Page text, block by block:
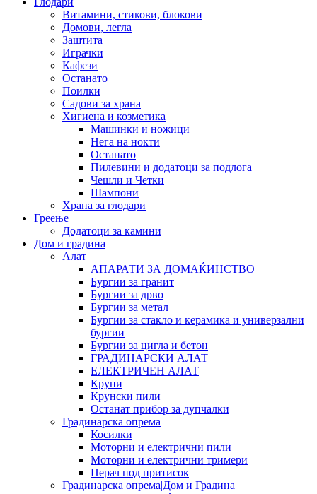
Витамини, стикови, блокови
Домови, легла
Заштита
Играчки
Кафези
Останато
Поилки
Садови за храна
Хигиена и козметика
Машинки и ножици
Нега на нокти
Останато
Пилевини и додатоци за подлога
Чешли и Четки
Шампони
Храна за глодари
Греење
Додатоци за камини
Дом и градина
Алат
АПАРАТИ ЗА ДОМАЌИНСТВО
Бургии за гранит
Бургии за дрво
Бургии за метал
Бургии за стакло и керамика и универзални
бургии
Бургии за цигла и бетон
ГРАДИНАРСКИ АЛАТ
ЕЛЕКТРИЧЕН АЛАТ
Круни
Крунски пили
Останат прибор за дупчалки
Градинарска опрема
Косилки
Моторни и електрични пили
Моторни и електрични тримери
Перач под притисок
Градинарска опрема|Дом и Градина